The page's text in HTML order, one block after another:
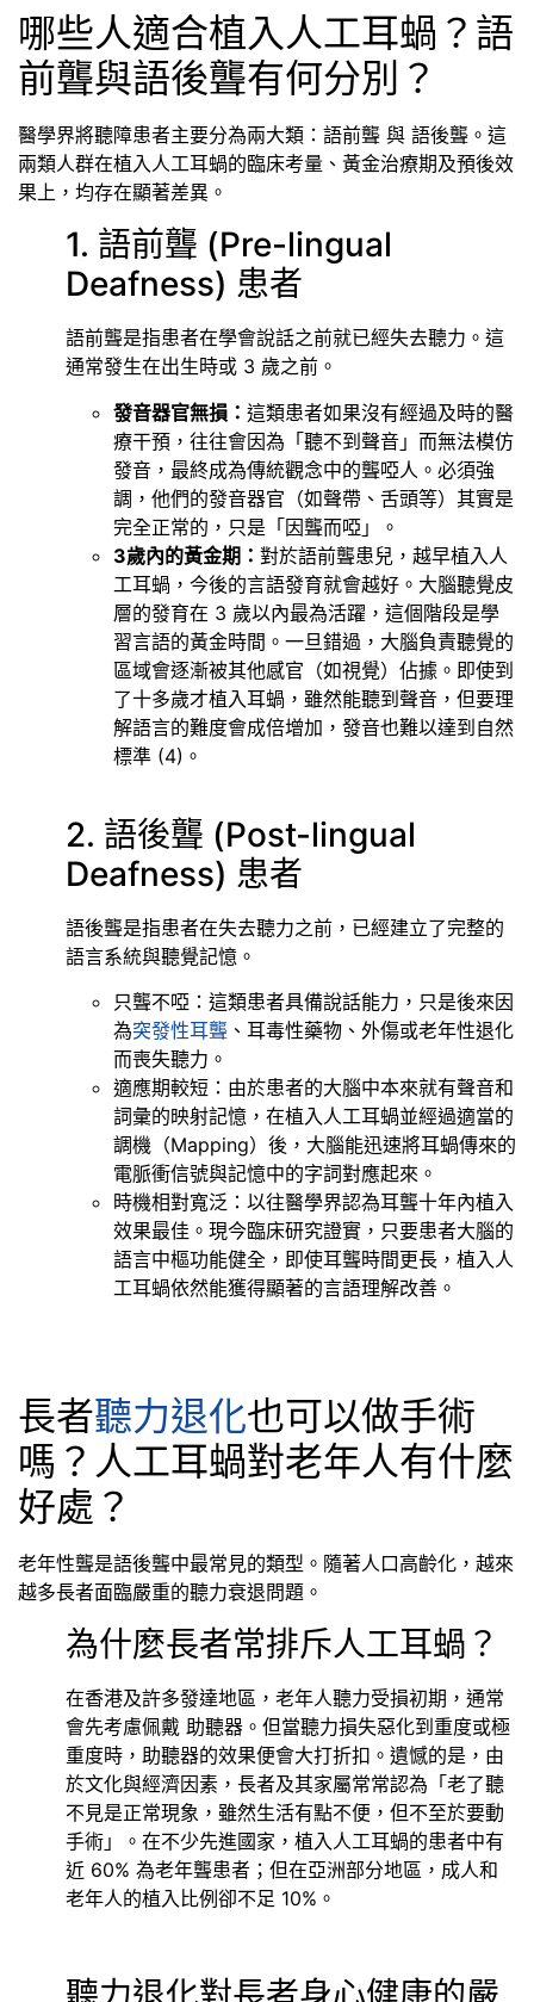
哪些人適合植入人工耳蝸？語
前聾與語後聾有何分別？
醫學界將聽障患者主要分為兩大類：語前聾 與 語後聾。這
兩類人群在植入人工耳蝸的臨床考量、黃金治療期及預後效
果上，均存在顯著差異。
1. 語前聾 (Pre-lingual
Deafness) 患者
語前聾是指患者在學會說話之前就已經失去聽力。這
通常發生在出生時或 3 歲之前。
發音器官無損： 這類患者如果沒有經過及時的醫
療干預，往往會因為「聽不到聲音」而無法模仿
發音，最終成為傳統觀念中的聾啞人。必須強
調，他們的發音器官（如聲帶、舌頭等）其實是
完全正常的，只是「因聾而啞」。
3歲內的黃金期： 對於語前聾患兒，越早植入人
工耳蝸，今後的言語發育就會越好。大腦聽覺皮
層的發育在 3 歲以內最為活躍，這個階段是學
習言語的黃金時間。一旦錯過，大腦負責聽覺的
區域會逐漸被其他感官（如視覺）佔據。即使到
了十多歲才植入耳蝸，雖然能聽到聲音，但要理
解語言的難度會成倍增加，發音也難以達到自然
標準 (4)。
2. 語後聾 (Post-lingual
Deafness) 患者
語後聾是指患者在失去聽力之前，已經建立了完整的
語言系統與聽覺記憶。
只聾不啞：這類患者具備說話能力，只是後來因
為突發性耳聾 、耳毒性藥物、外傷或老年性退化
而喪失聽力。
適應期較短：由於患者的大腦中本來就有聲音和
詞彙的映射記憶，在植入人工耳蝸並經過適當的
調機（Mapping）後，大腦能迅速將耳蝸傳來的
電脈衝信號與記憶中的字詞對應起來。
時機相對寬泛：以往醫學界認為耳聾十年內植入
效果最佳。現今臨床研究證實，只要患者大腦的
語言中樞功能健全，即使耳聾時間更長，植入人
工耳蝸依然能獲得顯著的言語理解改善。
長者聽力退化也可以做手術
嗎？人工耳蝸對老年人有什麼
好處？
老年性聾是語後聾中最常見的類型。隨著人口高齡化，越來
越多長者面臨嚴重的聽力衰退問題。
為什麼長者常排斥人工耳蝸？
在香港及許多發達地區，老年人聽力受損初期，通常
會先考慮佩戴 助聽器。但當聽力損失惡化到重度或極
重度時，助聽器的效果便會大打折扣。遺憾的是，由
於文化與經濟因素，長者及其家屬常常認為「老了聽
不見是正常現象，雖然生活有點不便，但不至於要動
手術」。在不少先進國家，植入人工耳蝸的患者中有
近 60% 為老年聾患者；但在亞洲部分地區，成人和
老年人的植入比例卻不足 10%。